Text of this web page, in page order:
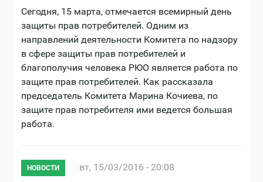
Сегодня, 15 марта, отмечается всемирный день
защиты прав потребителей. Одним из
направлений деятельности Комитета по надзору
в сфере защиты прав потребителей и
благополучия человека РЮО является работа по
защите прав потребителей. Как рассказала
председатель Комитета Марина Кочиева, по
защите прав потребителя ими ведется большая
работа.
НОВОСТИ вт, 15/03/2016 - 20:08